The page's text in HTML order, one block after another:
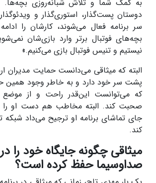
به کمک شما و تلاش شبانه‌روزی بچه‌ها.
دوستان پست‌گذار، استوری‌گذار و
سر برنامه فعال می‌شوند، کارشان را
بچه‌های فوتبال برتر وارد بازی‌شان
نیستیم و تنیس فوتبال بازی می‌کنیم.»
البته که میثاقی می‌دانست حمایت مدیران
پشت سر خود دارد و به خاطر وجود همین
که می‌توانست این‌قدر راحت و از موضع
صحبت کند. البته مخاطب هم دست او را
جای تماشای برنامه او ترجیح می‌داد شبکه
کند.
میثاقی چگونه جایگاه خود را
صداوسیما حفظ کرده است؟